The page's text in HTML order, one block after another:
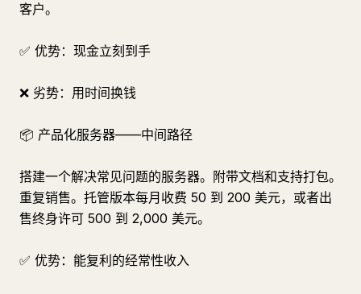
客户。
✅ 优势：现金立刻到手
❌ 劣势：用时间换钱
📦 产品化服务器——中间路径
搭建一个解决常见问题的服务器。附带文档和支持打包。
重复销售。托管版本每月收费 50 到 200 美元，或者出
售终身许可 500 到 2,000 美元。
✅ 优势：能复利的经常性收入